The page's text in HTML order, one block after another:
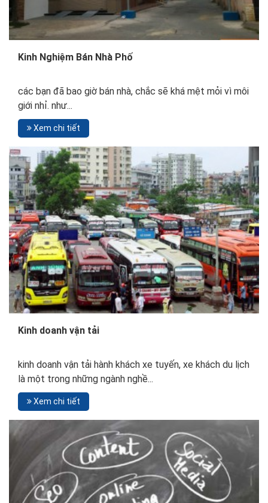
Kinh Nghiệm Bán Nhà Phố
các bạn đã bao giờ bán nhà, chắc sẽ khá mệt mỏi vì môi
giới nhỉ. như...
Xem chi tiết
Kinh doanh vận tải
kinh doanh vận tải hành khách xe tuyến, xe khách du lịch
là một trong những ngành nghề...
Xem chi tiết